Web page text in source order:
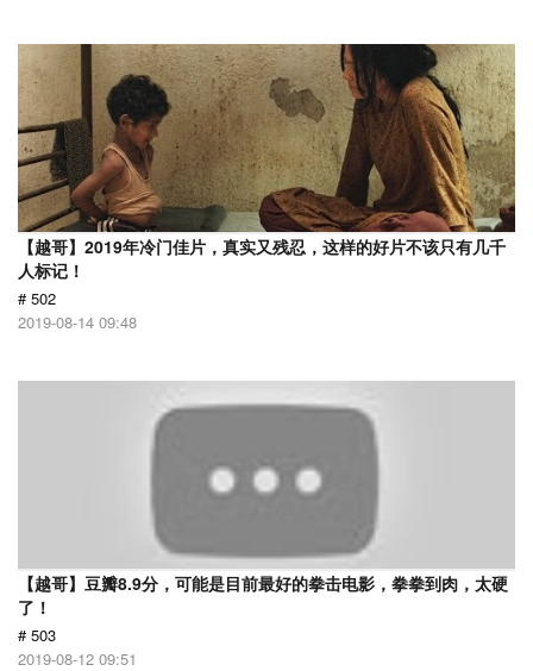
【越哥】2019年冷门佳片，真实又残忍，这样的好片不该只有几千
人标记！
# 502
2019-08-14 09:48
【越哥】豆瓣8.9分，可能是目前最好的拳击电影，拳拳到肉，太硬
了！
# 503
2019-08-12 09:51